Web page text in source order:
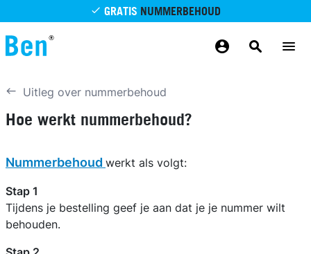
Overslaan en naar de inhoud gaan
GRATIS NUMMERBEHOUD
Uitleg over nummerbehoud
Hoe werkt nummerbehoud?
Nummerbehoud werkt als volgt:
Stap 1
Tijdens je bestelling geef je aan dat je je nummer wilt
behouden.